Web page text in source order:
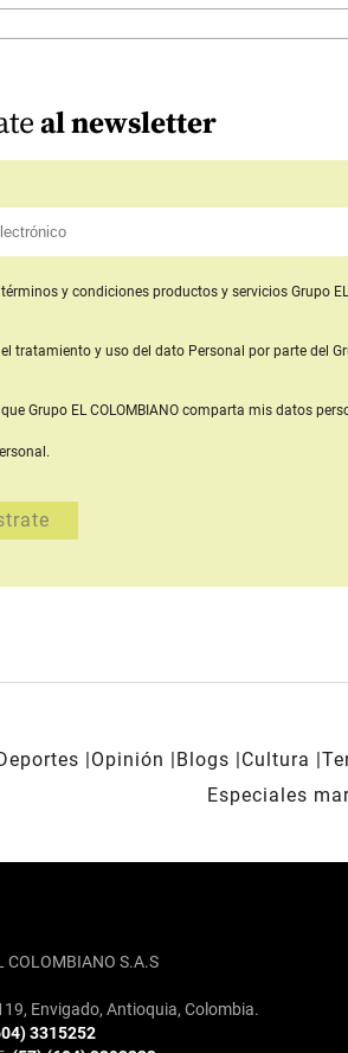
al newsletter
términos y condiciones productos y servicios Grupo
tratamiento y uso del dato Personal por parte del
Grupo EL COLOMBIANO comparta mis datos
Opinión Blogs Cultura
Especiales
COLOMBIANO S.A.S
Envigado, Antioquia, Colombia.
3315252